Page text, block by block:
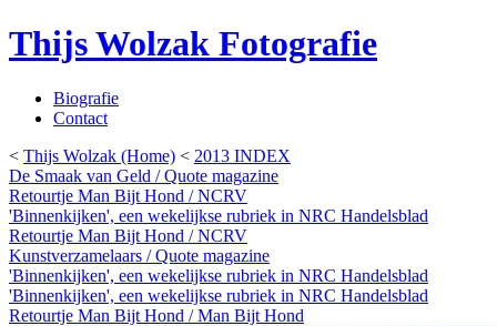
Thijs Wolzak Fotografie
Biografie
Contact
< Thijs Wolzak (Home) < 2013 INDEX
De Smaak van Geld / Quote magazine
Retourtje Man Bijt Hond / NCRV
'Binnenkijken', een wekelijkse rubriek in NRC Handelsblad
Retourtje Man Bijt Hond / NCRV
Kunstverzamelaars / Quote magazine
'Binnenkijken', een wekelijkse rubriek in NRC Handelsblad
'Binnenkijken', een wekelijkse rubriek in NRC Handelsblad
Retourtje Man Bijt Hond / Man Bijt Hond